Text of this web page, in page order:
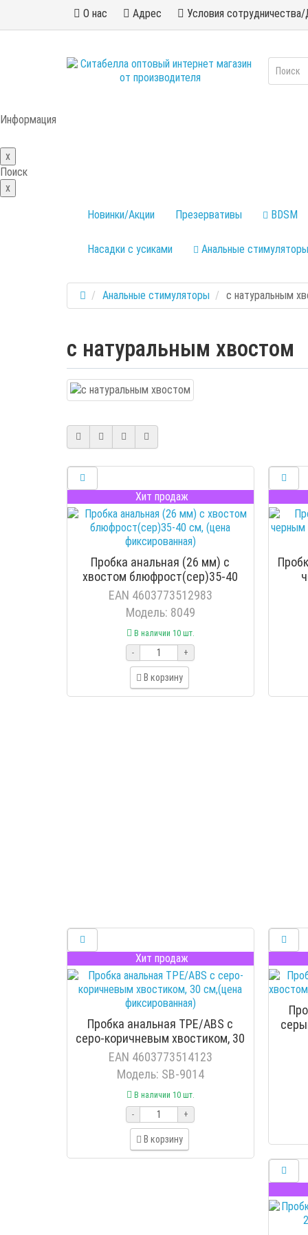
О нас Адрес Условия
Информация
x
Поиск
x
Новинки/Акции Презервативы BDSM
Насадки с усиками Анальные стимуляторы
Анальные стимуляторы с натуральным
с натуральным хвостом
Хит продаж
Пробка анальная (26 мм) с
хвостом блюфрост(сер)35-40
см, (цена фиксированная)
EAN 4603773512983
Модель: 8049
В наличии 10 шт.
-
+
В корзину
Хит продаж
Пробка анальная TPE/ABS с
серо-коричневым хвостиком, 30
см,(цена фиксированная)
EAN 4603773514123
Модель: SB-9014
В наличии 10 шт.
-
+
В корзину